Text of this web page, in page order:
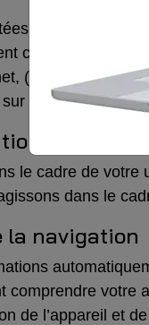
dans notre
correctement,
(ii) utilisés pour
votre
et des
le cadre de
dans le
la navigation
comprendre
de l’appareil et